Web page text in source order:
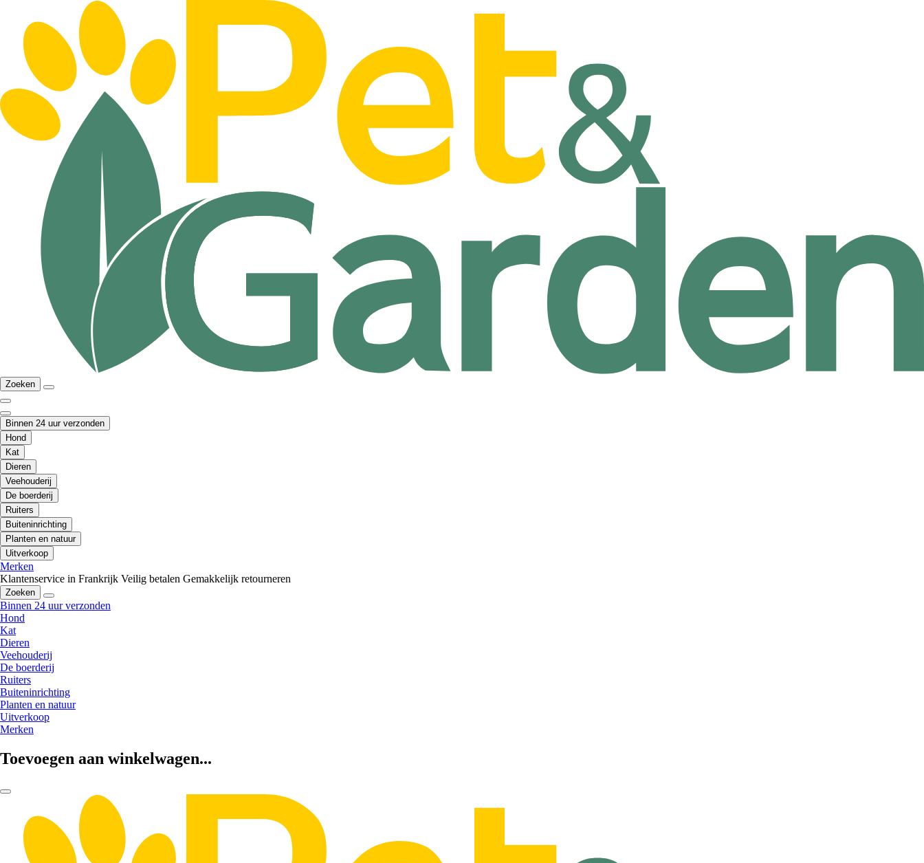
Zoeken
Binnen 24 uur verzonden
Hond
Kat
Dieren
Veehouderij
De boerderij
Ruiters
Buiteninrichting
Planten en natuur
Uitverkoop
Merken
Klantenservice in Frankrijk Veilig betalen Gemakkelijk retourneren
Zoeken
Binnen 24 uur verzonden
Hond
Kat
Dieren
Veehouderij
De boerderij
Ruiters
Buiteninrichting
Planten en natuur
Uitverkoop
Merken
Toevoegen aan winkelwagen...